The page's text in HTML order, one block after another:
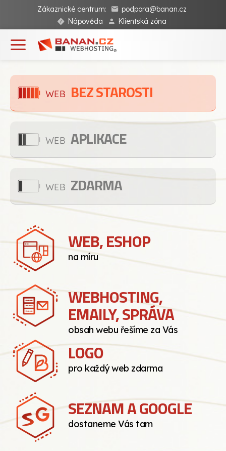
Zákaznické centrum:
podpora@banan.cz
Nápověda
Klientská zóna
WEB BEZ STAROSTI
WEB APLIKACE
WEB ZDARMA
WEB, ESHOP
na míru
WEBHOSTING,
EMAILY, SPRÁVA
obsah webu řešíme za Vás
LOGO
pro každý web zdarma
SEZNAM A GOOGLE
dostaneme Vás tam